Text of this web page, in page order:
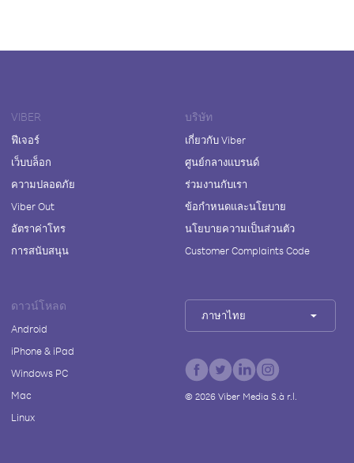
VIBER
ฟีเจอร์
เว็บบล็อก
ความปลอดภัย
Viber Out
อัตราค่าโทร
การสนับสนุน
บริษัท
เกี่ยวกับ Viber
ศูนย์กลางแบรนด์
ร่วมงานกับเรา
ข้อกำหนดและนโยบาย
นโยบายความเป็นส่วนตัว
Customer Complaints Code
ดาวน์โหลด
Android
iPhone & iPad
Windows PC
Mac
Linux
ภาษาไทย
© 2026Viber Media S.à r.l.